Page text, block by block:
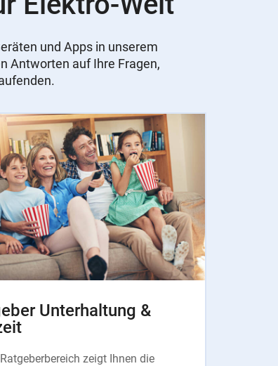
und Apps in unserem
Antworten auf Ihre Fragen,
Unterhaltung &
zeigt Ihnen die